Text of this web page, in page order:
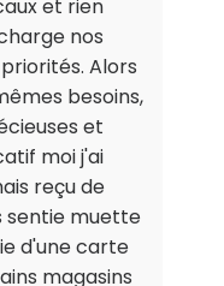
et rien
nos
Alors
besoins,
et
moi j'ai
reçu de
sentie muette
d'une carte
magasins